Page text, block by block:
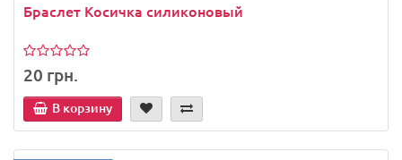
Браслет Косичка силиконовый
20 грн.
В корзину